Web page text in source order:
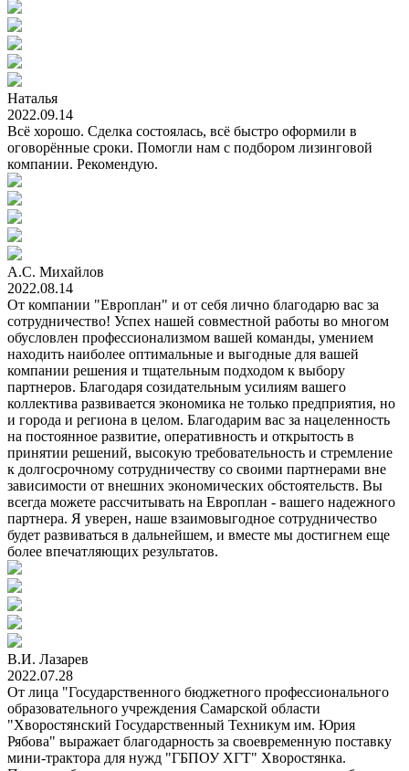
Наталья
2022.09.14
Всё хорошо. Сделка состоялась, всё быстро оформили в
оговорённые сроки. Помогли нам с подбором лизинговой
компании. Рекомендую.
А.С. Михайлов
2022.08.14
От компании "Европлан" и от себя лично благодарю вас за
сотрудничество! Успех нашей совместной работы во многом
обусловлен профессионализмом вашей команды, умением
находить наиболее оптимальные и выгодные для вашей
компании решения и тщательным подходом к выбору
партнеров. Благодаря созидательным усилиям вашего
коллектива развивается экономика не только предприятия, но
и города и региона в целом. Благодарим вас за нацеленность
на постоянное развитие, оперативность и открытость в
принятии решений, высокую требовательность и стремление
к долгосрочному сотрудничеству со своими партнерами вне
зависимости от внешних экономических обстоятельств. Вы
всегда можете рассчитывать на Европлан - вашего надежного
партнера. Я уверен, наше взаимовыгодное сотрудничество
будет развиваться в дальнейшем, и вместе мы достигнем еще
более впечатляющих результатов.
В.И. Лазарев
2022.07.28
От лица "Государственного бюджетного профессионального
образовательного учреждения Самарской области
"Хворостянский Государственный Техникум им. Юрия
Рябова" выражает благодарность за своевременную поставку
мини-трактора для нужд "ГБПОУ ХГТ" Хворостянка.